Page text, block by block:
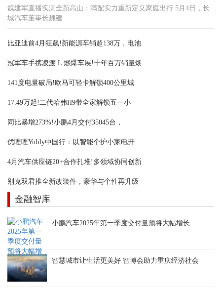
魏建军直播实测全新高山：满配实力重新定义家庭出行 5月4日，长
城汽车董事长魏建...
比亚迪前4月狂飙!新能源车销超138万，电池
冠军车手携凌渡 L 燃爆车展!十年百万销量焕
141度电量破局!欧马可轻卡解锁400公里城
17.49万起!二代哈弗H9带全家解锁五一小
同比暴增273%!小鹏4月交付35045台，
优哩哩Yulily中国行：以智能个护小家电开
4月汽车供应链20+合作扎堆!多领域协同创新
别克双君推全新改装件，豪华与个性再升级
金融智库
小鹏汽车2025年第一季度交付量预将大幅增长
智慧城市让生活更美好 智博会助力重庆经济社会